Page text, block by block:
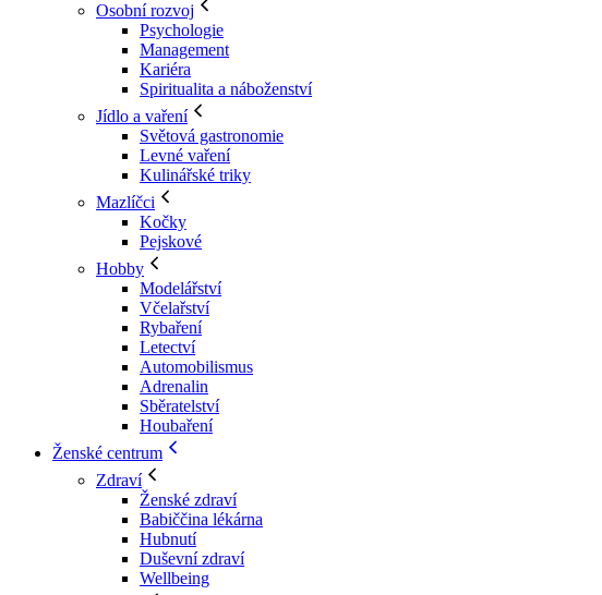
Osobní rozvoj
Psychologie
Management
Kariéra
Spiritualita a náboženství
Jídlo a vaření
Světová gastronomie
Levné vaření
Kulinářské triky
Mazlíčci
Kočky
Pejskové
Hobby
Modelářství
Včelařství
Rybaření
Letectví
Automobilismus
Adrenalin
Sběratelství
Houbaření
Ženské centrum
Zdraví
Ženské zdraví
Babiččina lékárna
Hubnutí
Duševní zdraví
Wellbeing